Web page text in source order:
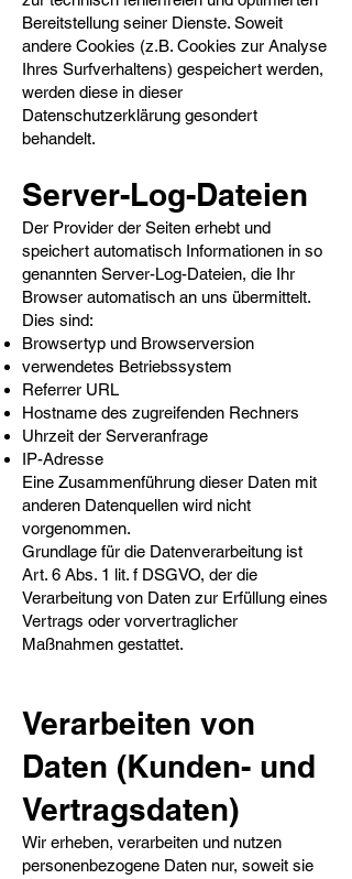
Bereitstellung seiner Dienste. Soweit
andere Cookies (z.B. Cookies zur Analyse
Ihres Surfverhaltens) gespeichert werden,
werden diese in dieser
Datenschutzerklärung gesondert
behandelt.
Server-Log-Dateien​
Der Provider der Seiten erhebt und
speichert automatisch Informationen in so
genannten Server-Log-Dateien, die Ihr
Browser automatisch an uns übermittelt.
Dies sind:
Browsertyp und Browserversion
verwendetes Betriebssystem
Referrer URL
Hostname des zugreifenden Rechners
Uhrzeit der Serveranfrage
IP-Adresse
Eine Zusammenführung dieser Daten mit
anderen Datenquellen wird nicht
vorgenommen.
Grundlage für die Datenverarbeitung ist
Art. 6 Abs. 1 lit. f DSGVO, der die
Verarbeitung von Daten zur Erfüllung eines
Vertrags oder vorvertraglicher
Maßnahmen gestattet.
Verarbeiten von
Daten (Kunden- und
Vertragsdaten)​
Wir erheben, verarbeiten und nutzen
personenbezogene Daten nur, soweit sie